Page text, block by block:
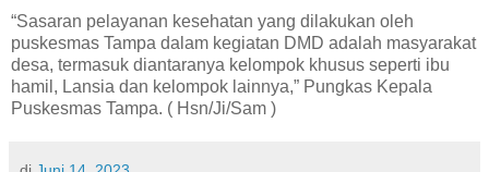
“Sasaran pelayanan kesehatan yang dilakukan oleh
puskesmas Tampa dalam kegiatan DMD adalah masyarakat
desa, termasuk diantaranya kelompok khusus seperti ibu
hamil, Lansia dan kelompok lainnya,” Pungkas Kepala
Puskesmas Tampa. ( Hsn/Ji/Sam )